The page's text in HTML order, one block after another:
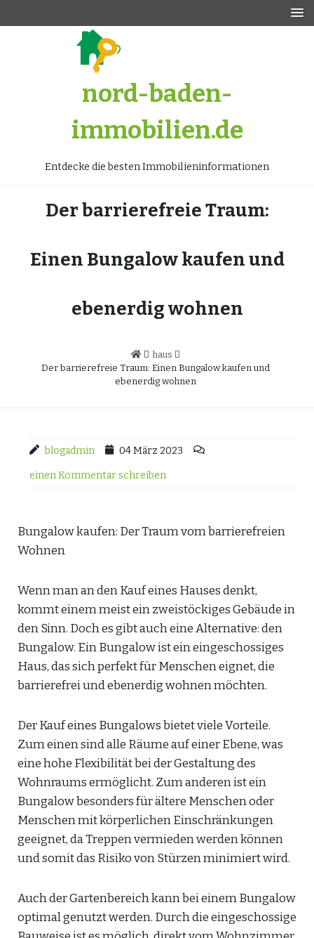
nord-baden-
immobilien.de
Entdecke die besten Immobilieninformationen
Der barrierefreie Traum:
Einen Bungalow kaufen und
ebenerdig wohnen
haus
Der barrierefreie Traum: Einen Bungalow kaufen und
ebenerdig wohnen
blogadmin 04 März 2023
einen Kommentar schreiben
Bungalow kaufen: Der Traum vom barrierefreien
Wohnen
Wenn man an den Kauf eines Hauses denkt,
kommt einem meist ein zweistöckiges Gebäude in
den Sinn. Doch es gibt auch eine Alternative: den
Bungalow. Ein Bungalow ist ein eingeschossiges
Haus, das sich perfekt für Menschen eignet, die
barrierefrei und ebenerdig wohnen möchten.
Der Kauf eines Bungalows bietet viele Vorteile.
Zum einen sind alle Räume auf einer Ebene, was
eine hohe Flexibilität bei der Gestaltung des
Wohnraums ermöglicht. Zum anderen ist ein
Bungalow besonders für ältere Menschen oder
Menschen mit körperlichen Einschränkungen
geeignet, da Treppen vermieden werden können
und somit das Risiko von Stürzen minimiert wird.
Auch der Gartenbereich kann bei einem Bungalow
optimal genutzt werden. Durch die eingeschossige